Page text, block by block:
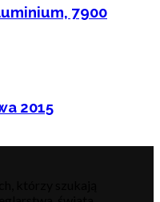
7900
2015